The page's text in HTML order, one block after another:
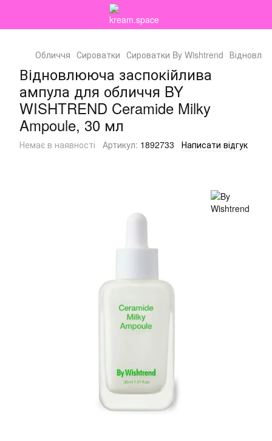
Обличчя Сироватки Сироватки By Wishtrend
Відновлююча заспокійлива
ампула для обличчя BY
WISHTREND Ceramide Milky
Ampoule, 30 мл
Немає в наявності Артикул: 1892733 Написати відгук